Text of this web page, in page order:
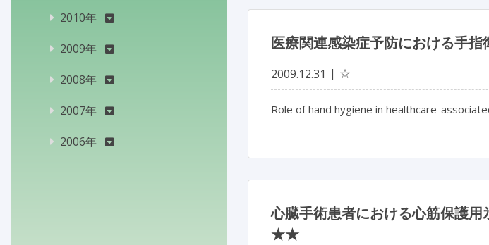
医療関連感染症予防における手
2009.12.31 ☆
Role of hand hygiene in healthcare-
心臓手術患者における心筋保護用
★★
2010年
2009年
2008年
2007年
2006年